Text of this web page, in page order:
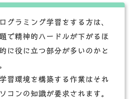
グラミング学習をする方は、
で精神的ハードルが下がるほ
に役に立つ部分が多いのかと
習環境を構築する作業はそれ
コンの知識が要求されます。